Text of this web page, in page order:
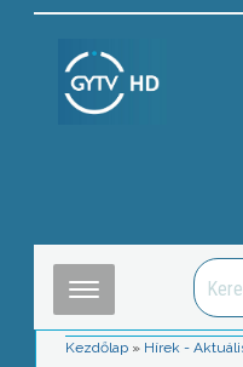
Kezdőlap » Hírek -